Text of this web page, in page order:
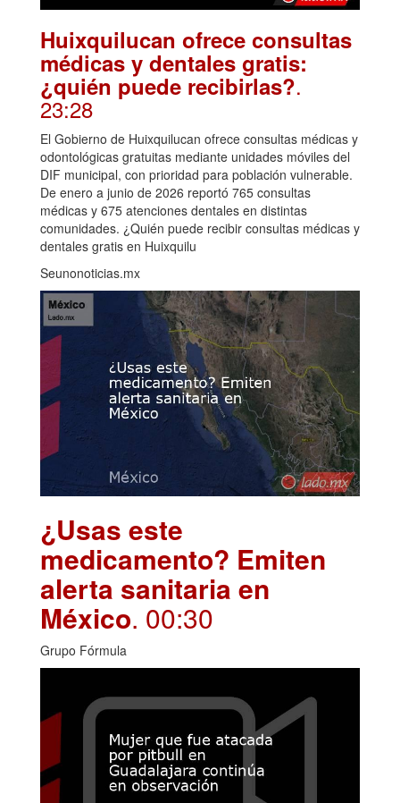
Huixquilucan ofrece consultas
médicas y dentales gratis:
¿quién puede recibirlas?.
23:28
El Gobierno de Huixquilucan ofrece consultas médicas y
odontológicas gratuitas mediante unidades móviles del
DIF municipal, con prioridad para población vulnerable.
De enero a junio de 2026 reportó 765 consultas
médicas y 675 atenciones dentales en distintas
comunidades. ¿Quién puede recibir consultas médicas y
dentales gratis en Huixquilu
Seunonoticias.mx
¿Usas este
medicamento? Emiten
alerta sanitaria en
México. 00:30
Grupo Fórmula